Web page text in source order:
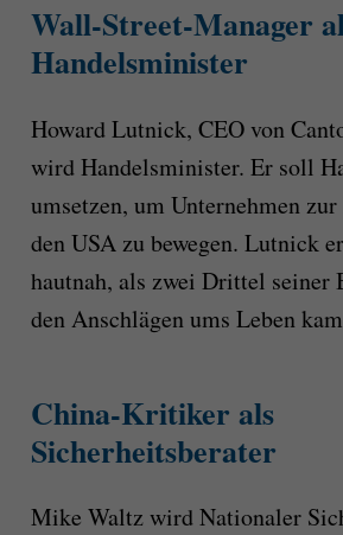
Wall-Street-Manager
Handelsminister
Howard Lutnick, CEO von
wird Handelsminister. Er soll
umsetzen, um Unternehmen
den USA zu bewegen. Lutnick
hautnah, als zwei Drittel seiner
den Anschlägen ums Leben
China-Kritiker als
Sicherheitsberater
Mike Waltz wird Nationaler